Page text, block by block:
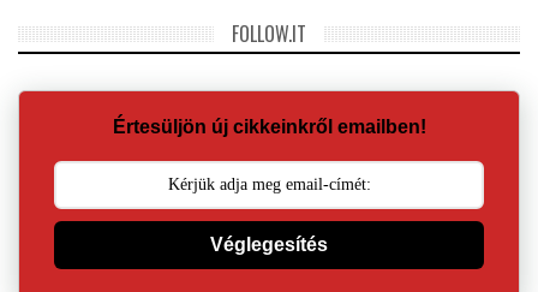
FOLLOW.IT
Értesüljön új cikkeinkről emailben!
Véglegesítés